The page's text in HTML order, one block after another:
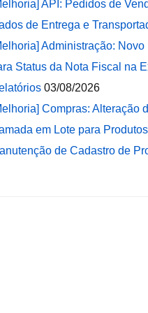
API: Pedidos de
de Entrega e
Administração:
Status da Nota Fiscal na
03/08/2026
Compras: Alteração
em Lote para
de Cadastro de